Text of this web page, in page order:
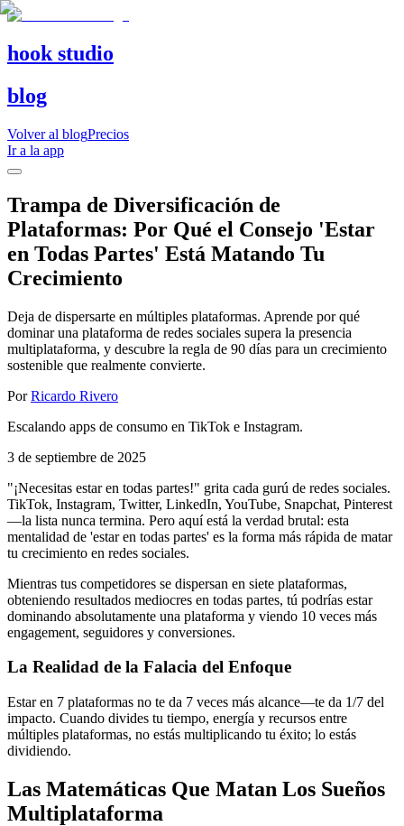
hook studio
blog
Volver al blogPrecios
Ir a la app
Trampa de Diversificación de
Plataformas: Por Qué el Consejo 'Estar
en Todas Partes' Está Matando Tu
Crecimiento
Deja de dispersarte en múltiples plataformas. Aprende por qué
dominar una plataforma de redes sociales supera la presencia
multiplataforma, y descubre la regla de 90 días para un crecimiento
sostenible que realmente convierte.
Por Ricardo Rivero
Escalando apps de consumo en TikTok e Instagram.
3 de septiembre de 2025
"¡Necesitas estar en todas partes!" grita cada gurú de redes sociales.
TikTok, Instagram, Twitter, LinkedIn, YouTube, Snapchat, Pinterest
—la lista nunca termina. Pero aquí está la verdad brutal: esta
mentalidad de 'estar en todas partes' es la forma más rápida de matar
tu crecimiento en redes sociales.
Mientras tus competidores se dispersan en siete plataformas,
obteniendo resultados mediocres en todas partes, tú podrías estar
dominando absolutamente una plataforma y viendo 10 veces más
engagement, seguidores y conversiones.
La Realidad de la Falacia del Enfoque
Estar en 7 plataformas no te da 7 veces más alcance—te da 1/7 del
impacto. Cuando divides tu tiempo, energía y recursos entre
múltiples plataformas, no estás multiplicando tu éxito; lo estás
dividiendo.
Las Matemáticas Que Matan Los Sueños
Multiplataforma